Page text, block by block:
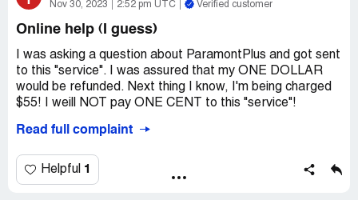
Nov 30, 2023 2:52 pm UTC Verified customer
Online help (I guess)
I was asking a question about ParamontPlus and got sent
to this "service". I was assured that my ONE DOLLAR
would be refunded. Next thing I know, I'm being charged
$55! I weill NOT pay ONE CENT to this "service"!
I was asking a question about logging into Paramont+ on
and charged $55 to answer a question about
Paramont+?
Read full complaint
Helpful 1